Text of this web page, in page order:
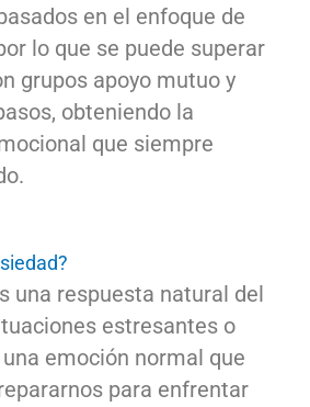
​​en el enfoque de
lo que se puede superar
grupos apoyo mutuo y
obteniendo la
que siempre
una respuesta natural del
estresantes o
emoción normal que
para enfrentar